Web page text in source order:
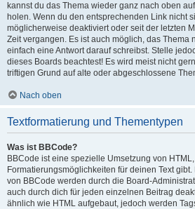
kannst du das Thema wieder ganz nach oben
holen. Wenn du den entsprechenden Link nicht
möglicherweise deaktiviert oder seit der letzten
Zeit vergangen. Es ist auch möglich, das Thema
einfach eine Antwort darauf schreibst. Stelle
dieses Boards beachtest! Es wird meist nicht
triftigen Grund auf alte oder abgeschlossene
Nach oben
Textformatierung und Thementypen
Was ist BBCode?
BBCode ist eine spezielle Umsetzung von
Formatierungsmöglichkeiten für deinen Text
von BBCode werden durch die Board-
auch durch dich für jeden einzelnen Beitrag
ähnlich wie HTML aufgebaut, jedoch werden